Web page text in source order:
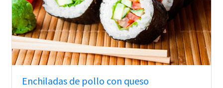
Enchiladas de pollo con queso